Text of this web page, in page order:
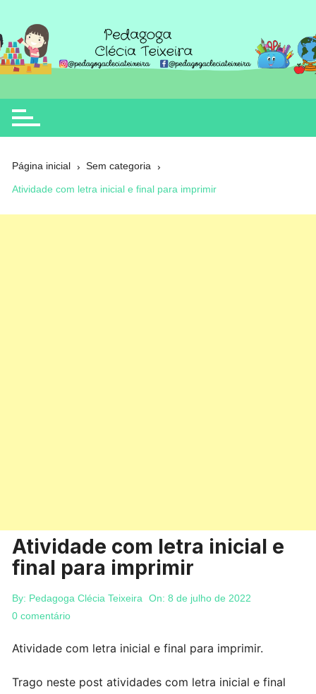
o
conteúdo
Clécia Teixeira
educação
Página inicial Sem categoria
Atividade com letra inicial e final para imprimir
Atividade com letra inicial e
final para imprimir
By: Pedagoga Clécia Teixeira On:8 de julho de 2022
0 comentário
Atividade com letra inicial e final para imprimir.
Trago neste post atividades com letra inicial e final